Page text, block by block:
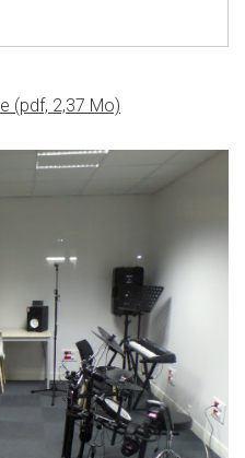
(pdf, 2,37 Mo)